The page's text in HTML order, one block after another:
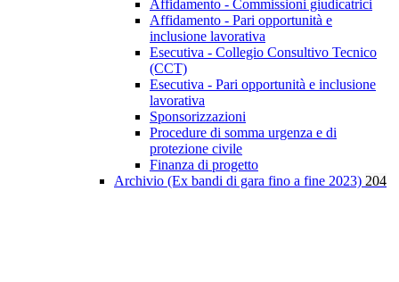
Affidamento - Commissioni giudicatrici
Affidamento - Pari opportunità e
inclusione lavorativa
Esecutiva - Collegio Consultivo Tecnico
(CCT)
Esecutiva - Pari opportunità e inclusione
lavorativa
Sponsorizzazioni
Procedure di somma urgenza e di
protezione civile
Finanza di progetto
Archivio (Ex bandi di gara fino a fine 2023) 204